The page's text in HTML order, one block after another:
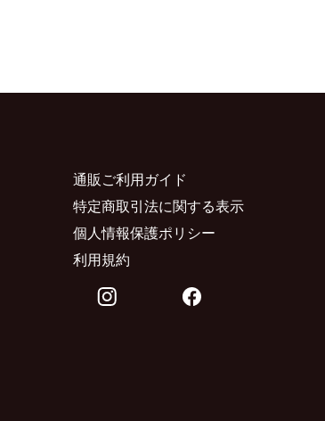
通販ご利用ガイド
特定商取引法に関する表示
個人情報保護ポリシー
利用規約